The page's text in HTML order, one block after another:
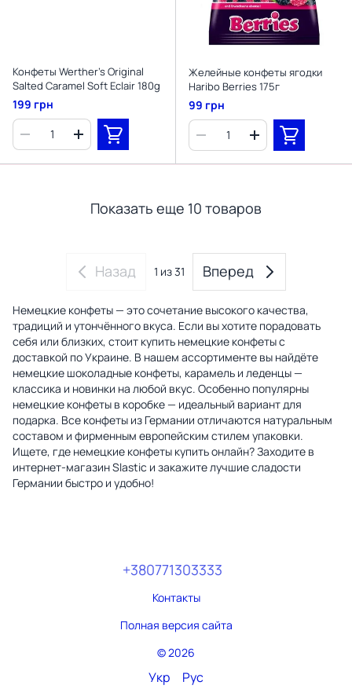
Конфеты Werther's Original
Salted Caramel Soft Eclair 180g
199 грн
Желейные конфеты ягодки
Haribo Berries 175г
99 грн
Показать еще 10 товаров
Назад 1 из 31 Вперед
Немецкие конфеты — это сочетание высокого качества,
традиций и утончённого вкуса. Если вы хотите порадовать
себя или близких, стоит купить немецкие конфеты с
доставкой по Украине. В нашем ассортименте вы найдёте
немецкие шоколадные конфеты, карамель и леденцы —
классика и новинки на любой вкус. Особенно популярны
немецкие конфеты в коробке — идеальный вариант для
подарка. Все конфеты из Германии отличаются натуральным
составом и фирменным европейским стилем упаковки.
Ищете, где немецкие конфеты купить онлайн? Заходите в
интернет-магазин Slastic и закажите лучшие сладости
Германии быстро и удобно!
+380771303333
Контакты
Полная версия сайта
© 2026
Укр Рус